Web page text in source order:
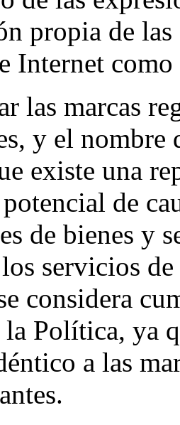
propia de
Internet
las marcas
y el
existe una
de
de bienes y
servicios
considera
Política, ya
a las